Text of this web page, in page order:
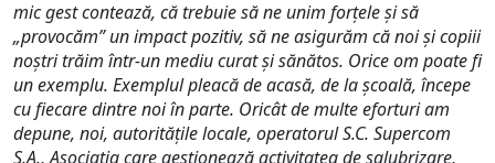
mic gest contează, că trebuie să ne unim forțele și să
„provocăm” un impact pozitiv, să ne asigurăm că noi și copiii
noștri trăim într-un mediu curat și sănătos. Orice om poate fi
un exemplu. Exemplul pleacă de acasă, de la școală, începe
cu fiecare dintre noi în parte. Oricât de multe eforturi am
depune, noi, autoritățile locale, operatorul S.C. Supercom
S.A., Asociația care gestionează activitatea de salubrizare,